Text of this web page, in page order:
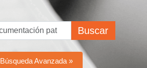
Buscar
Búsqueda Avanzada »